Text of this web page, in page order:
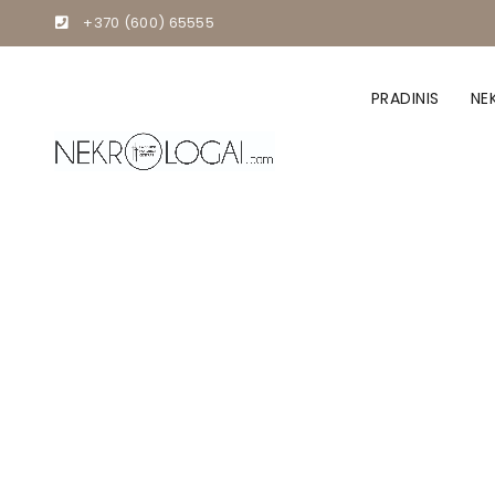
+370 (600) 65555
PRADINIS